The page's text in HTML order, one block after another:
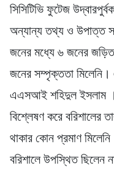
সিসিটিভি ফুটেজ
অন্যান্য তথ্য ও উপাত্ত
জনের মধ্যে ৬ জনের জড়িত
জনের সম্পৃক্ততা
এএসআই শহিদুল ইসলাম
বিশ্লেষণ করে বরিশালের
থাকার কোন প্রমাণ
বরিশালে উপস্থিত